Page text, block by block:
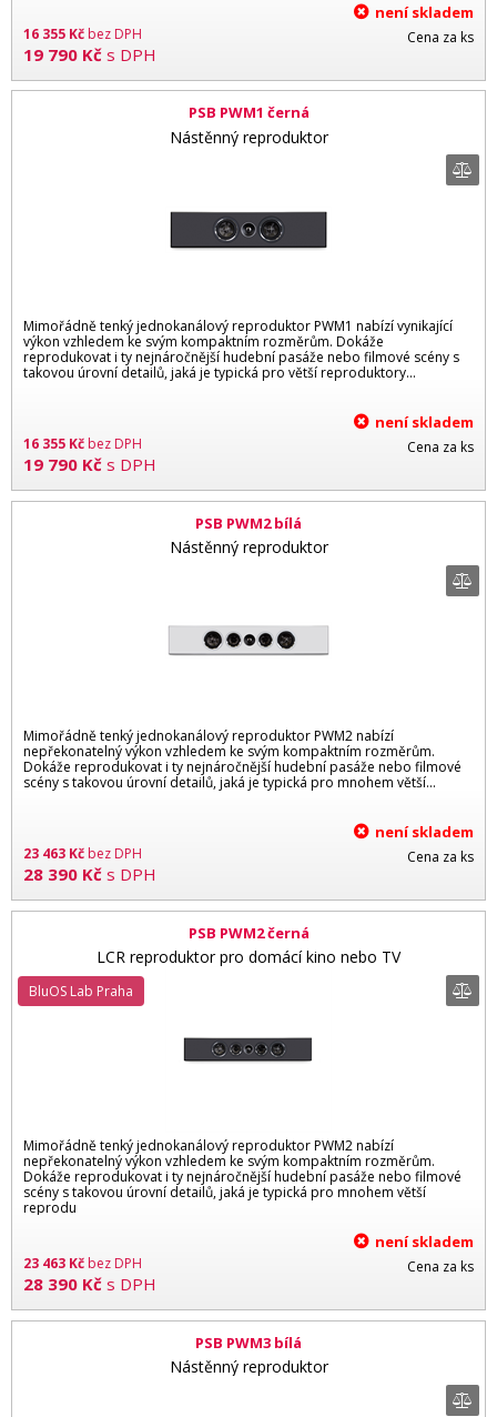
16 355 Kčbez DPH
19 790 Kč s DPH
není skladem
Cena za ks
PSB PWM1 černá
Nástěnný reproduktor
Mimořádně tenký jednokanálový reproduktor PWM1 nabízí vynikající
výkon vzhledem ke svým kompaktním rozměrům. Dokáže
reprodukovat i ty nejnáročnější hudební pasáže nebo filmové scény s
takovou úrovní detailů, jaká je typická pro větší reproduktory...
16 355 Kčbez DPH
19 790 Kč s DPH
není skladem
Cena za ks
PSB PWM2 bílá
Nástěnný reproduktor
Mimořádně tenký jednokanálový reproduktor PWM2 nabízí
nepřekonatelný výkon vzhledem ke svým kompaktním rozměrům.
Dokáže reprodukovat i ty nejnáročnější hudební pasáže nebo filmové
scény s takovou úrovní detailů, jaká je typická pro mnohem větší...
23 463 Kčbez DPH
28 390 Kč s DPH
není skladem
Cena za ks
PSB PWM2 černá
LCR reproduktor pro domácí kino nebo TV
Mimořádně tenký jednokanálový reproduktor PWM2 nabízí
nepřekonatelný výkon vzhledem ke svým kompaktním rozměrům.
Dokáže reprodukovat i ty nejnáročnější hudební pasáže nebo filmové
scény s takovou úrovní detailů, jaká je typická pro mnohem větší
reprodu
23 463 Kčbez DPH
28 390 Kč s DPH
BluOS Lab Praha
není skladem
Cena za ks
PSB PWM3 bílá
Nástěnný reproduktor